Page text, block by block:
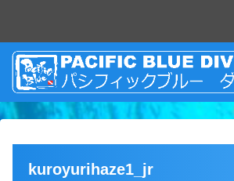
kuroyurihaze1_jr